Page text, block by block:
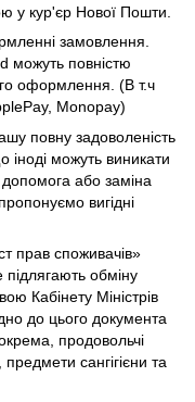
у кур'єр Нової Пошти.
замовлення.
можуть повністю
оформлення. (В т.ч
Monopay)
повну задоволеність
можуть виникати
допомога або заміна
вигідні
прав споживачів»
підлягають обміну
Кабінету Міністрів
до цього документа
продовольчі
сангігієни та